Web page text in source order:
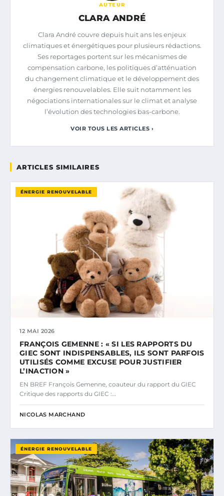
AUTEUR
CLARA ANDRÉ
Clara André couvre depuis huit ans les enjeux
climatiques et énergétiques pour plusieurs rédactions.
Ses reportages portent sur les mécanismes de
compensation carbone, les politiques d’atténuation
du changement climatique et le développement des
énergies renouvelables. Elle suit notamment les
négociations internationales sur le climat et analyse
l’évolution des technologies bas-carbone.
VOIR TOUS LES ARTICLES ›
ARTICLES SIMILAIRES
ÉNERGIE RENOUVELABLE
12 MAI 2026
FRANÇOIS GEMENNE : « SI LES RAPPORTS DU
GIEC SONT INDISPENSABLES, ILS SONT PARFOIS
UTILISÉS COMME EXCUSE POUR JUSTIFIER
L’INACTION »
EN BREF François Gemenne, coauteur du rapport du GIEC
Critique des rapports du GIEC :…
NICOLAS MARCHAND
ÉNERGIE RENOUVELABLE